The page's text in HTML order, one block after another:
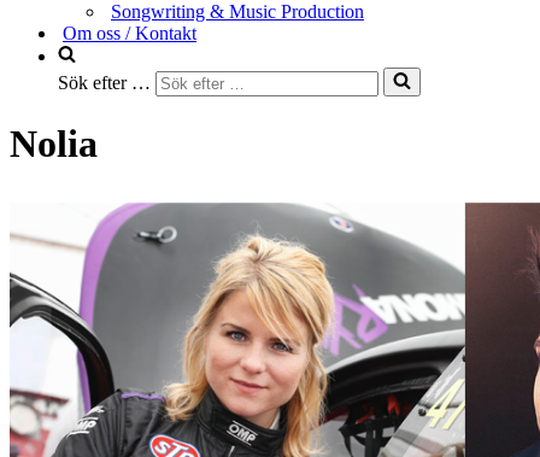
Songwriting & Music Production
Om oss / Kontakt
Sök efter …
Nolia